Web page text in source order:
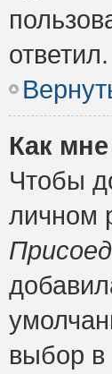
ответил.
Как
Чтобы
личном
выбор в